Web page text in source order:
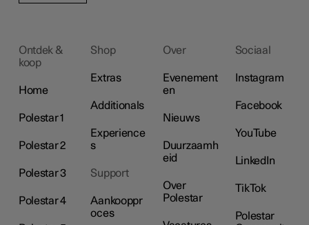
Ontdek &
koop
Home
Polestar 1
Polestar 2
Polestar 3
Polestar 4
Shop
Extras
Additionals
Experience
s
Support
Aankooppr
oces
Over
Evenement
en
Nieuws
Duurzaamh
eid
Over
Polestar
Sociaal
Instagram
Facebook
YouTube
LinkedIn
TikTok
Polestar